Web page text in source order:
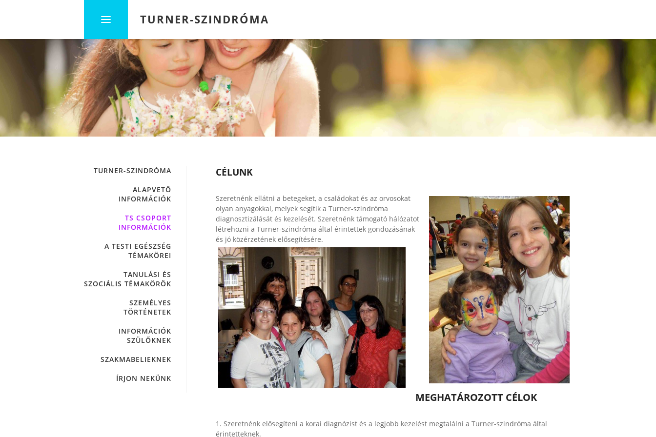
TURNER-SZINDRÓMA
TURNER-SZINDRÓMA
ALAPVETŐ
INFORMÁCIÓK
TS CSOPORT
INFORMÁCIÓK
A TESTI EGÉSZSÉG
TÉMAKÖREI
TANULÁSI ÉS
SZOCIÁLIS TÉMAKÖRÖK
SZEMÉLYES
TÖRTÉNETEK
INFORMÁCIÓK
SZÜLŐKNEK
SZAKMABELIEKNEK
ÍRJON NEKÜNK
CÉLUNK
Szeretnénk ellátni a betegeket, a családokat és az orvosokat
olyan anyagokkal, melyek segítik a Turner-szindróma
diagnosztizálását és kezelését. Szeretnénk támogató hálózatot
létrehozni a Turner-szindróma által érintettek gondozásának
és jó közérzetének elősegítésére.
MEGHATÁROZOTT CÉLOK
1. Szeretnénk elősegíteni a korai diagnózist és a legjobb kezelést megtalálni a Turner-szindróma által
érintetteknek.